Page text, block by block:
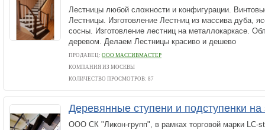
Лестницы любой сложности и конфигурации.
Лестницы. Изготовление Лестниц из массива дуба,
сосны. Изготовление лестниц на металлокаркасе.
деревом. Делаем Лестницы красиво и дешево
ПРОДАВЕЦ: ООО МАССИВМАСТЕР
КОМПАНИЯ ИЗ МОСКВЫ
КОЛИЧЕСТВО ПРОСМОТРОВ: 87
Деревянные ступени и подступенки на
ООО СК "Ликон-групп", в рамках торговой марки LC-